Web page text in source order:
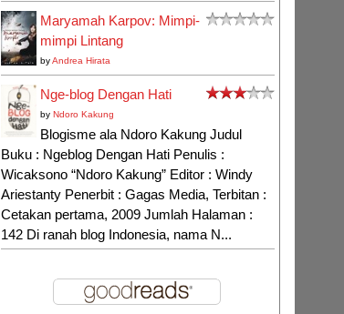
Maryamah Karpov: Mimpi-
mimpi Lintang
byAndrea Hirata
Nge-blog Dengan Hati
by Ndoro Kakung
Blogisme ala Ndoro Kakung Judul
Buku : Ngeblog Dengan Hati Penulis :
Wicaksono “Ndoro Kakung” Editor : Windy
Ariestanty Penerbit : Gagas Media, Terbitan :
Cetakan pertama, 2009 Jumlah Halaman :
142 Di ranah blog Indonesia, nama N...